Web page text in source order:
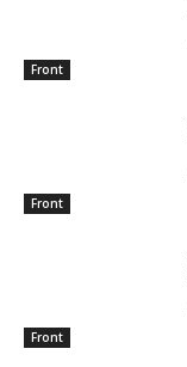
Front
Front
Front